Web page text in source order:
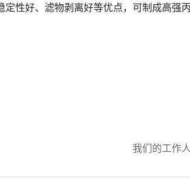
定性好、滤物剥离好等优点，可制成高强
我们的工作